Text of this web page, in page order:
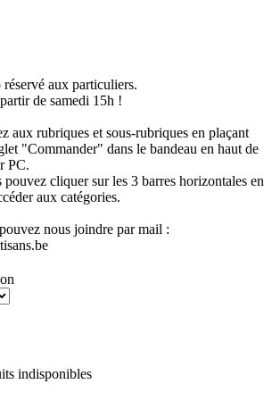
aux particuliers.
de samedi 15h !
aux rubriques et sous-rubriques en plaçant
"Commander" dans le bandeau en haut de
PC.
pouvez cliquer sur les 3 barres horizontales en
aux catégories.
nous joindre par mail :
indisponibles